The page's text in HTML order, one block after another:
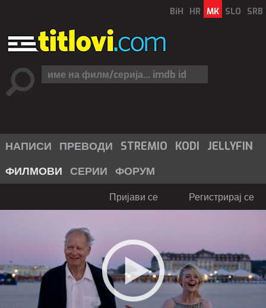
BiH HR MK SLO SRB
НАПИСИ ПРЕВОДИ STREMIO KODI
JELLYFIN
ФИЛМОВИ СЕРИИ ФОРУМ
Пријави се Регистрирај се